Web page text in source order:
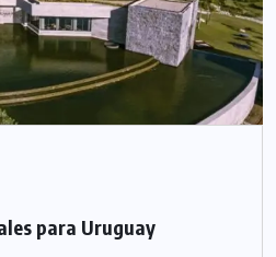
para Uruguay